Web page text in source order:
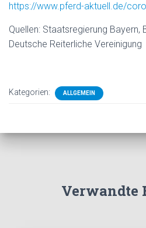
https://www.pferd-aktuell.de/
Quellen: Staatsregierung Bayern,
Deutsche Reiterliche Vereinigung
Kategorien: ALLGEMEIN
Verwandte